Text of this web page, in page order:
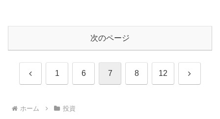
次のページ
前 1 6 7 8 12 次
ホーム 投資